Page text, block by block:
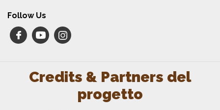
Follow Us
Credits & Partners del
progetto